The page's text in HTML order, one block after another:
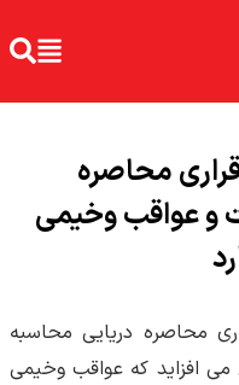
محاصره
و عواقب وخیمی
محاصره دریایی محاسبه
افزاید که عواقب وخیمی